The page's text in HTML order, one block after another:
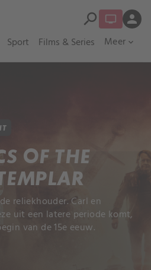
Sport Films & Series Meer expand_more
search person
OF THE
reliekhouder. Carl en
uit een latere periode komt,
van de 15e eeuw.